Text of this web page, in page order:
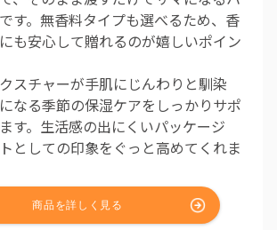
す。無香料タイプも選べるため、香
も安心して贈れるのが嬉しいポイン
スチャーが手肌にじんわりと馴染
なる季節の保湿ケアをしっかりサポ
す。生活感の出にくいパッケージ
としての印象をぐっと高めてくれま